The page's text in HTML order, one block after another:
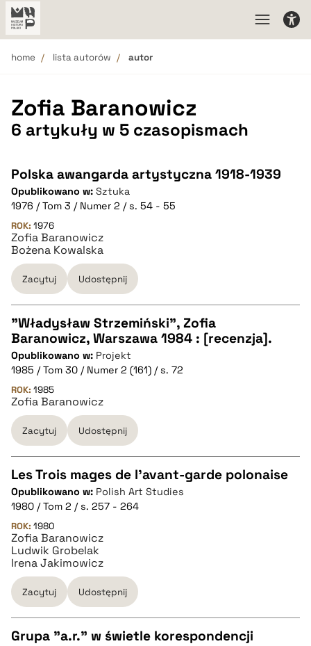
home lista autorów autor
Zofia Baranowicz
6 artykuły w 5 czasopismach
Polska awangarda artystyczna 1918-1939
Opublikowano w: Sztuka
1976 / Tom 3 / Numer 2 / s. 54 - 55
ROK: 1976
Zofia Baranowicz
Bożena Kowalska
Zacytuj Udostępnij
CZYSTY TEKST
pobierz cytat
BIBTEX
pobierz cytat
"Władysław Strzemiński", Zofia
Baranowicz, Warszawa 1984 : [recenzja].
Opublikowano w: Projekt
1985 / Tom 30 / Numer 2 (161) / s. 72
ROK: 1985
Zofia Baranowicz
Zacytuj Udostępnij
CZYSTY TEKST
pobierz cytat
Les Trois mages de l'avant-garde polonaise
Opublikowano w: Polish Art Studies
1980 / Tom 2 / s. 257 - 264
ROK: 1980
Zofia Baranowicz
Ludwik Grobelak
Irena Jakimowicz
Zacytuj Udostępnij
Grupa "a.r." w świetle korespondencji